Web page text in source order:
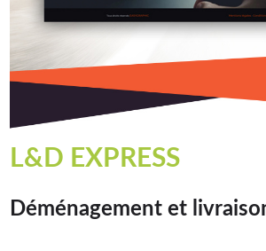
L&D EXPRESS
Déménagement et